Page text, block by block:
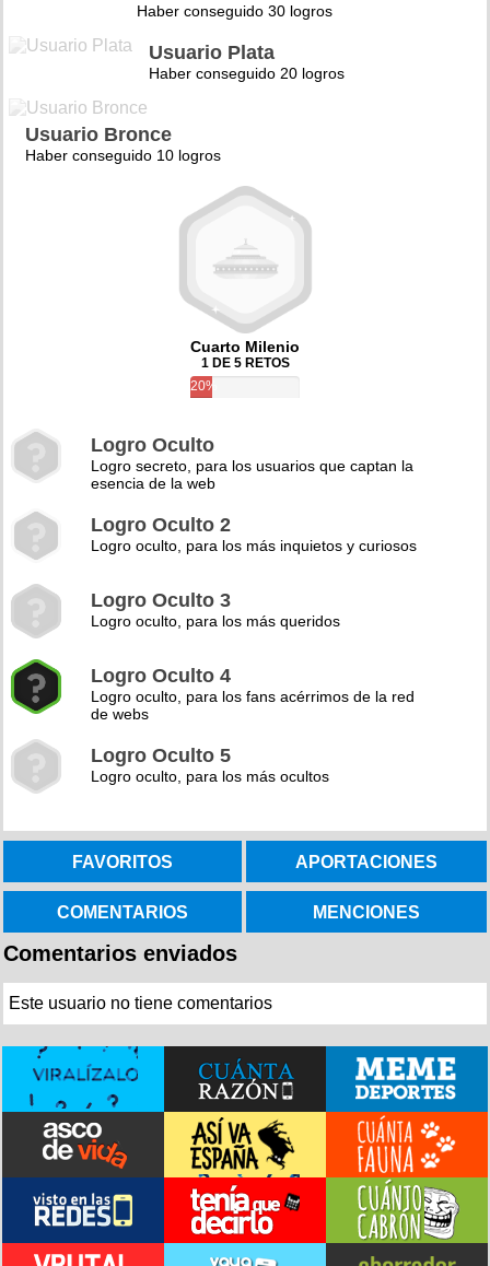
Haber conseguido 30 logros
Usuario Plata
Haber conseguido 20 logros
Usuario Bronce
Haber conseguido 10 logros
Cuarto Milenio
1 DE 5 RETOS
20%
Logro Oculto
Logro secreto, para los usuarios que captan la
esencia de la web
Logro Oculto 2
Logro oculto, para los más inquietos y curiosos
Logro Oculto 3
Logro oculto, para los más queridos
Logro Oculto 4
Logro oculto, para los fans acérrimos de la red
de webs
Logro Oculto 5
Logro oculto, para los más ocultos
FAVORITOS APORTACIONES
COMENTARIOS MENCIONES
Comentarios enviados
Este usuario no tiene comentarios